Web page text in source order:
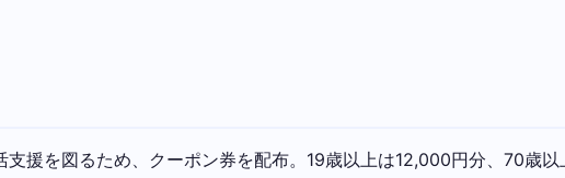
援を図るため、クーポン券を配布。19歳以上は12,000円分、70歳